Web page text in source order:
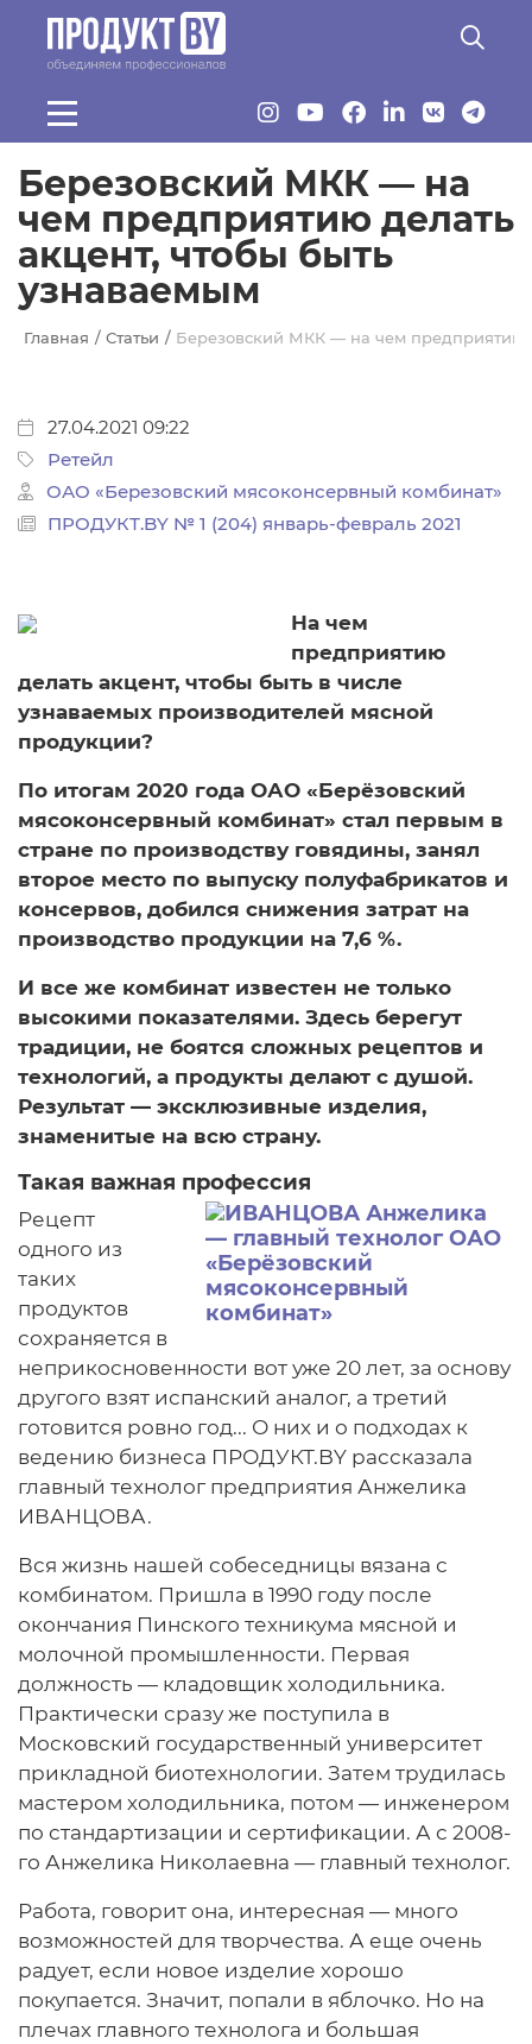
Перейти к основному содержанию
Березовский МКК — на
чем предприятию делать
акцент, чтобы быть
узнаваемым
Главная Статьи Березовский МКК — на чем предприятию
27.04.2021 09:22
Ретейл
ОАО «Березовский мясоконсервный комбинат»
ПРОДУКТ.BY № 1 (204) январь-февраль 2021
На чем
предприятию
делать акцент, чтобы быть в числе
узнаваемых производителей мясной
продукции?
По итогам 2020 года ОАО «Берёзовский
мясоконсервный комбинат» стал первым в
стране по производству говядины, занял
второе место по выпуску полуфабрикатов и
консервов, добился снижения затрат на
производство продукции на 7,6 %.
И все же комбинат известен не только
высокими показателями. Здесь берегут
традиции, не боятся сложных рецептов и
технологий, а продукты делают с душой.
Результат — эксклюзивные изделия,
знаменитые на всю страну.
Такая важная профессия
Рецепт
одного из
таких
продуктов
сохраняется в
неприкосновенности вот уже 20 лет, за основу
другого взят испанский аналог, а третий
готовится ровно год... О них и о подходах к
ведению бизнеса ПРОДУКТ.BY рассказала
главный технолог предприятия Анжелика
ИВАНЦОВА.
Вся жизнь нашей собеседницы вязана с
комбинатом. Пришла в 1990 году после
окончания Пинского техникума мясной и
молочной промышленности. Первая
должность — кладовщик холодильника.
Практически сразу же поступила в
Московский государственный университет
прикладной биотехнологии. Затем трудилась
мастером холодильника, потом — инженером
по стандартизации и сертификации. А с 2008-
го Анжелика Николаевна — главный технолог.
Работа, говорит она, интересная — много
возможностей для творчества. А еще очень
радует, если новое изделие хорошо
покупается. Значит, попали в яблочко. Но на
плечах главного технолога и большая